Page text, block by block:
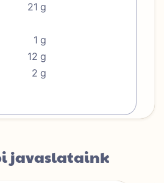
21 g
1 g
12 g
2 g
javaslataink